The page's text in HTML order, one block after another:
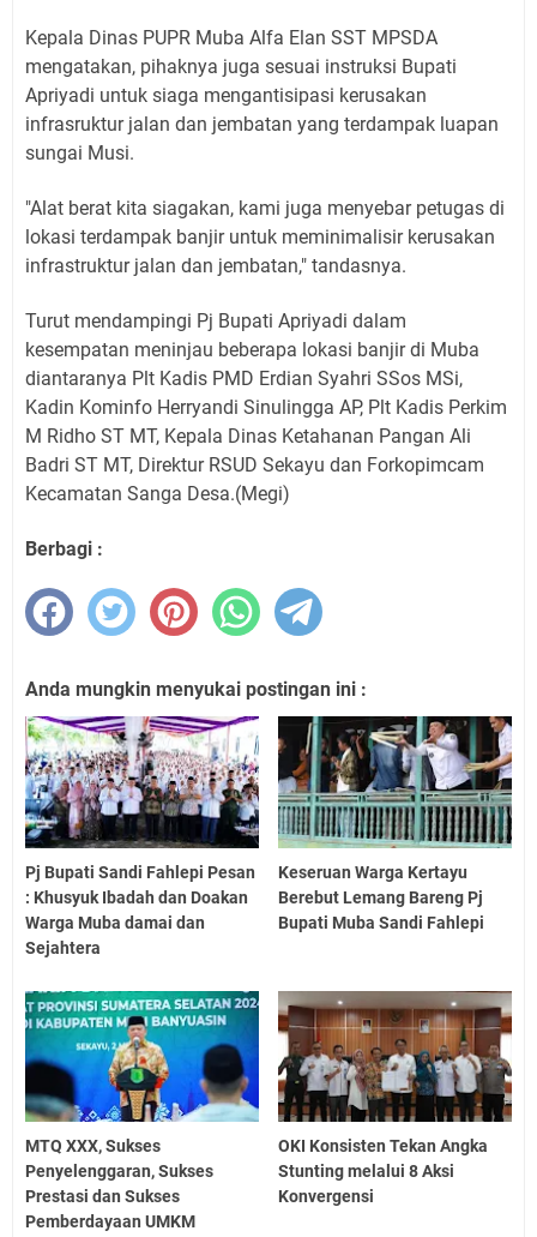
Kepala Dinas PUPR Muba Alfa Elan SST MPSDA
mengatakan, pihaknya juga sesuai instruksi Bupati
Apriyadi untuk siaga mengantisipasi kerusakan
infrasruktur jalan dan jembatan yang terdampak luapan
sungai Musi.
"Alat berat kita siagakan, kami juga menyebar petugas di
lokasi terdampak banjir untuk meminimalisir kerusakan
infrastruktur jalan dan jembatan," tandasnya.
Turut mendampingi Pj Bupati Apriyadi dalam
kesempatan meninjau beberapa lokasi banjir di Muba
diantaranya Plt Kadis PMD Erdian Syahri SSos MSi,
Kadin Kominfo Herryandi Sinulingga AP, Plt Kadis Perkim
M Ridho ST MT, Kepala Dinas Ketahanan Pangan Ali
Badri ST MT, Direktur RSUD Sekayu dan Forkopimcam
Kecamatan Sanga Desa.(Megi)
Berbagi :
Anda mungkin menyukai postingan ini :
Pj Bupati Sandi Fahlepi Pesan
: Khusyuk Ibadah dan Doakan
Warga Muba damai dan
Sejahtera
Keseruan Warga Kertayu
Berebut Lemang Bareng Pj
Bupati Muba Sandi Fahlepi
MTQ XXX, Sukses
Penyelenggaran, Sukses
Prestasi dan Sukses
Pemberdayaan UMKM
OKI Konsisten Tekan Angka
Stunting melalui 8 Aksi
Konvergensi